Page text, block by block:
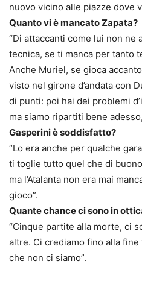
nuovo vicino alle piazze dove
Quanto vi è mancato Zapata?
“Di attaccanti come lui non ne
tecnica, se ti manca per tanto
Anche Muriel, se gioca
visto nel girone d’andata con
di punti: poi hai dei problemi
ma siamo ripartiti bene
Gasperini è soddisfatto?
“Lo era anche per qualche
ti toglie tutto quel che di
ma l’Atalanta non era mai
gioco”.
Quante chance ci sono in
“Cinque partite alla morte, ci
altre. Ci crediamo fino alla
che non ci siamo”.